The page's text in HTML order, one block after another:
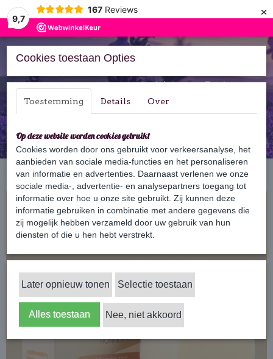
9,7
167 Reviews ×
Inloggen Registreren
Home › Bars › Haarmasker Bars › Haarmasker Bar Honing
Cookies toestaan Opties
Toestemming Details Over
Op deze website worden cookies gebruikt
Cookies worden door ons gebruikt voor verkeersanalyse, het
aanbieden van sociale media-functies en het personaliseren
van informatie en advertenties. Daarnaast verlenen we onze
sociale media-, advertentie- en analysepartners toegang tot
informatie over hoe u onze site gebruikt. Zij kunnen deze
informatie gebruiken in combinatie met andere gegevens die
zij mogelijk hebben verzameld door uw gebruik van hun
diensten of die u hen hebt verstrekt.
Later opnieuw tonen Selectie toestaan
Alles toestaan Nee, niet akkoord